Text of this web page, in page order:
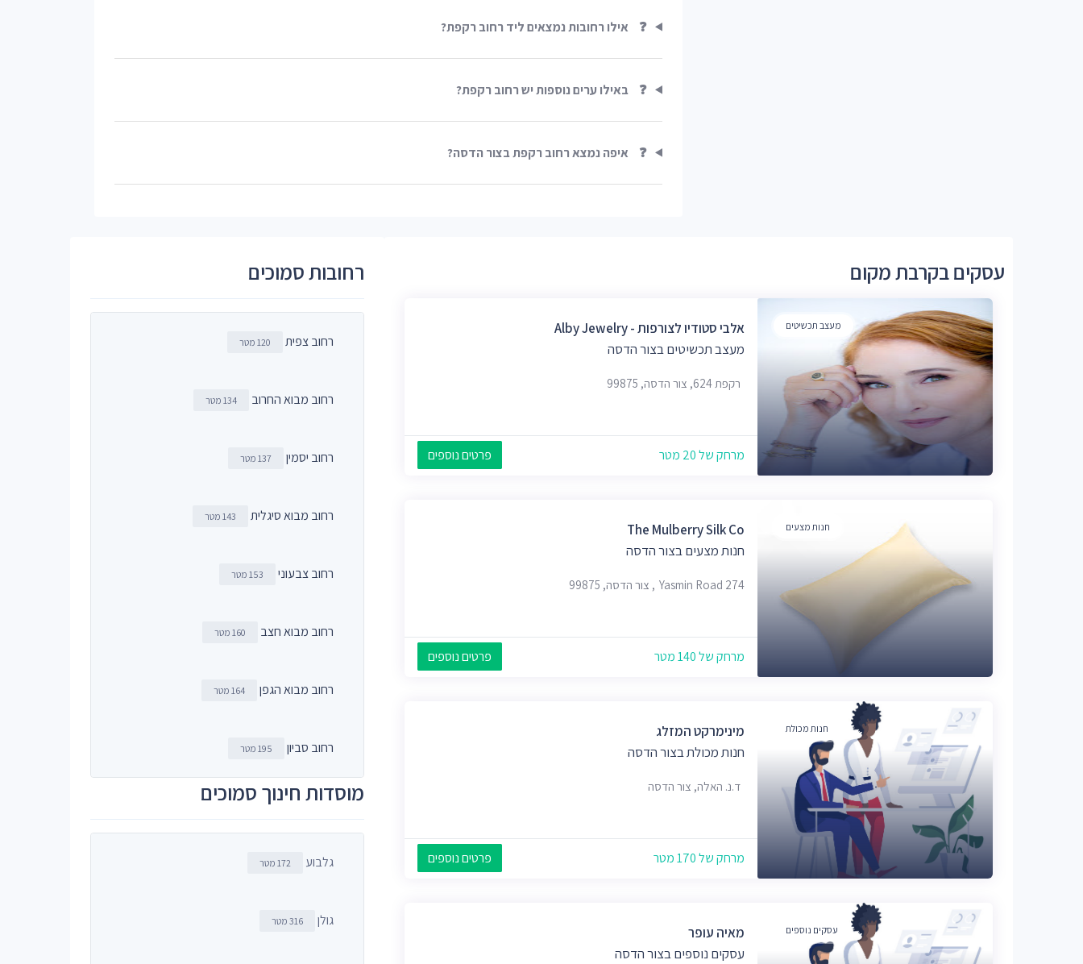
❓ אילו רחובות נמצאים ליד רחוב רקפת?
❓ באילו ערים נוספות יש רחוב רקפת?
❓ איפה נמצא רחוב רקפת בצור הדסה?
עסקים בקרבת מקום
מעצב תכשיטים
אלבי סטודיו לצורפות - Alby Jewelry
מעצב תכשיטים בצור הדסה
רקפת 624, צור הדסה, 99875
מרחק של 20 מטר פרטים נוספים
חנות מצעים
The Mulberry Silk Co
חנות מצעים בצור הדסה
Yasmin Road 274, צור הדסה, 99875
מרחק של 140 מטר פרטים נוספים
חנות מכולת
מינימרקט המזלג
חנות מכולת בצור הדסה
ד.נ. האלה, צור הדסה
מרחק של 170 מטר פרטים נוספים
עסקים נוספים
מאיה עופר
עסקים נוספים בצור הדסה
רחובות סמוכים
רחוב צפית 120 מטר
רחוב מבוא החרוב 134 מטר
רחוב יסמין 137 מטר
רחוב מבוא סיגלית 143 מטר
רחוב צבעוני 153 מטר
רחוב מבוא חצב 160 מטר
רחוב מבוא הגפן 164 מטר
רחוב סביון 195 מטר
מוסדות חינוך סמוכים
גלבוע 172 מטר
גולן 316 מטר